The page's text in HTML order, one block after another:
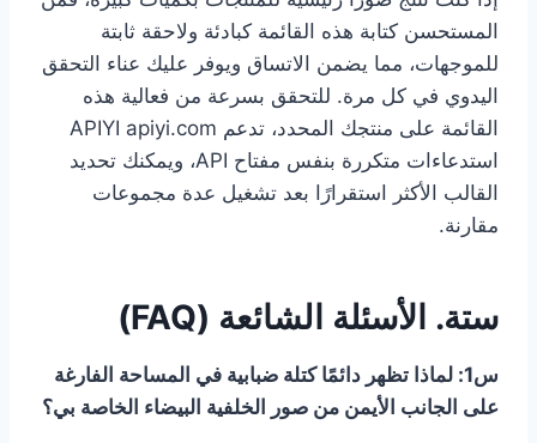
المستحسن كتابة هذه القائمة كبادئة ولاحقة ثابتة
للموجهات، مما يضمن الاتساق ويوفر عليك عناء التحقق
اليدوي في كل مرة. للتحقق بسرعة من فعالية هذه
القائمة على منتجك المحدد، تدعم APIYI apiyi.com
استدعاءات متكررة بنفس مفتاح API، ويمكنك تحديد
القالب الأكثر استقرارًا بعد تشغيل عدة مجموعات
مقارنة.
ستة. الأسئلة الشائعة (FAQ)
س1: لماذا تظهر دائمًا كتلة ضبابية في المساحة الفارغة
على الجانب الأيمن من صور الخلفية البيضاء الخاصة بي؟